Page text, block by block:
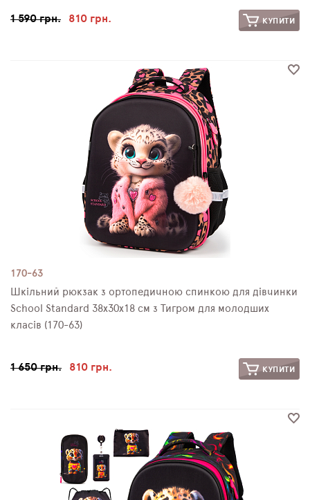
1 590 грн. 810 грн. КУПИТИ
170-63
Шкільний рюкзак з ортопедичною спинкою для дівчинки
School Standard 38х30х18 см з Тигром для молодших
класів (170-63)
1 650 грн. 810 грн. КУПИТИ